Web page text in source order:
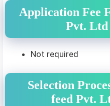
Application Fee
Pvt. Ltd
Not required
Selection
feed Pvt.